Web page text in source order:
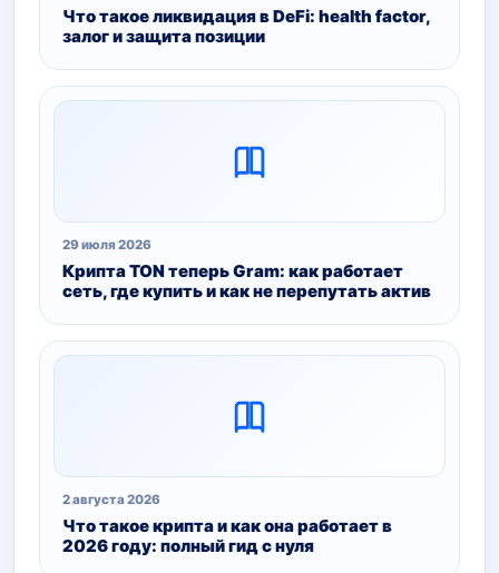
Что такое ликвидация в DeFi: health factor,
залог и защита позиции
29 июля 2026
Крипта TON теперь Gram: как работает
сеть, где купить и как не перепутать актив
2 августа 2026
Что такое крипта и как она работает в
2026 году: полный гид с нуля